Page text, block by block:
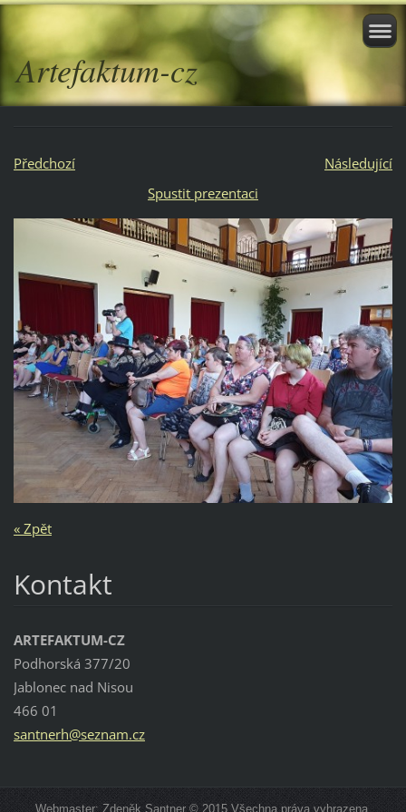
Artefaktum-cz
Předchozí
Následující
Spustit prezentaci
« Zpět
Kontakt
ARTEFAKTUM-CZ
Podhorská 377/20
Jablonec nad Nisou
466 01
santnerh@seznam.cz
Webmaster: Zdeněk Santner © 2015 Všechna práva vyhrazena.